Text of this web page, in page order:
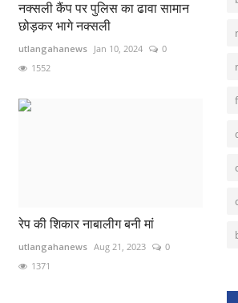
नक्सली कैंप पर पुलिस का ढावा सामान
छोड़कर भागे नक्सली
utlangahanews Jan 10, 2024
0
1552
रेप की शिकार नाबालीग बनी मां
utlangahanews Aug 21, 2023
0
1371